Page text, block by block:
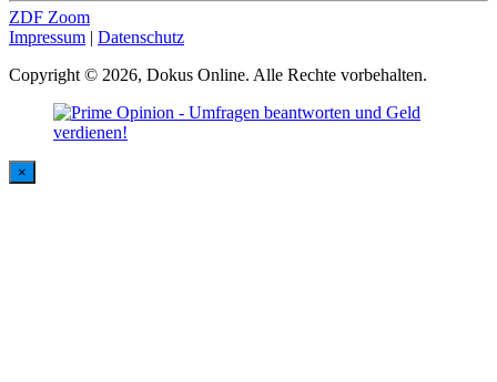
ZDF Zoom
Impressum | Datenschutz
Copyright © 2026, Dokus Online. Alle Rechte vorbehalten.
×